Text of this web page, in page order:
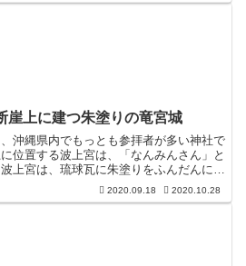
上に建つ朱塗りの竜宮城
沖縄県内でもっとも参拝者が多い神社で
位置する波上宮は、「なんみんさん」と
上宮は、琉球瓦に朱塗りをふんだんに取
琉球石灰岩の断崖上に建つ朱塗...
2020.09.18 2020.10.28